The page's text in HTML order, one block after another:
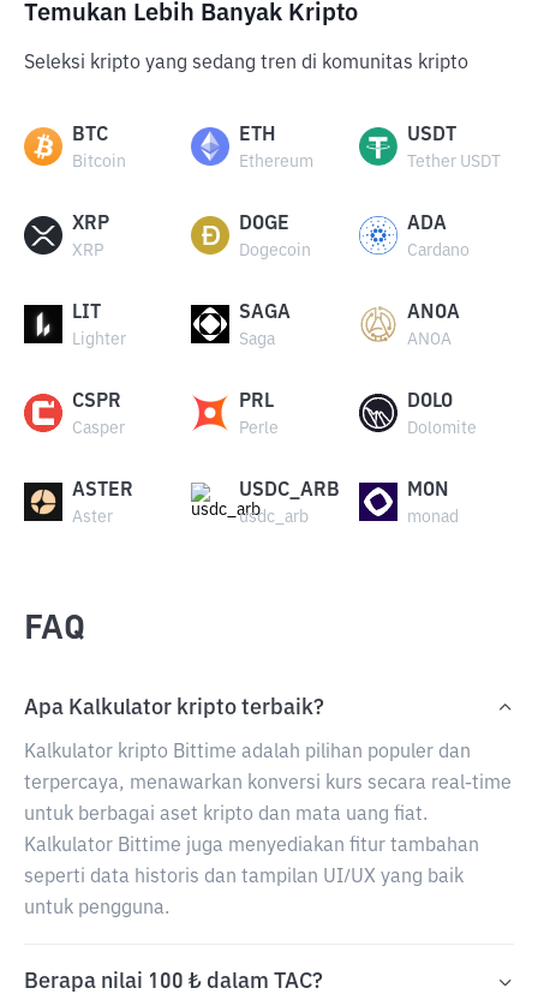
Temukan Lebih Banyak Kripto
Seleksi kripto yang sedang tren di komunitas kripto
BTC
Bitcoin
ETH
Ethereum
USDT
Tether USDT
XRP
XRP
DOGE
Dogecoin
ADA
Cardano
LIT
Lighter
SAGA
Saga
ANOA
ANOA
CSPR
Casper
PRL
Perle
DOLO
Dolomite
ASTER
Aster
USDC_ARB
usdc_arb
MON
monad
FAQ
Apa Kalkulator kripto terbaik?
Kalkulator kripto Bittime adalah pilihan populer dan
terpercaya, menawarkan konversi kurs secara real-time
untuk berbagai aset kripto dan mata uang fiat.
Kalkulator Bittime juga menyediakan fitur tambahan
seperti data historis dan tampilan UI/UX yang baik
untuk pengguna.
Berapa nilai 100 ₺ dalam TAC?